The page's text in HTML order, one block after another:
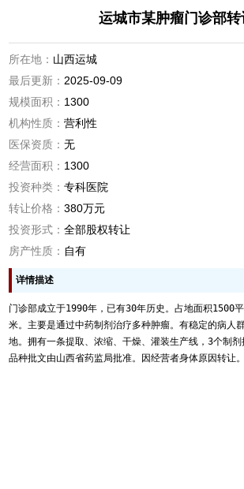
运城市某肿瘤门诊部转
所在地： 山西运城
最后更新： 2025-09-09
规模面积： 1300
机构性质：营利性
医保资质：无
经营面积： 1300
投资种类：专科医院
转让价格：380万元
投资形式：全部股权转让
房产性质： 自有
详情描述
门诊部成立于1990年，已有30年历史。占地面积1500
米。主要是通过中药制剂治疗多种肿瘤。有稳定的病人
地。拥有一条提取、浓缩、干燥、灌装生产线，3个制
品种批文由山西省药监局批准。因经营者身体原因转让。